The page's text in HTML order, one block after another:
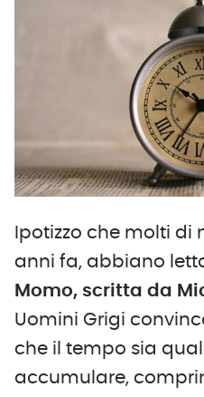
Ipotizzo che molti di
anni fa, abbiano
Momo, scritta da
Uomini Grigi
che il tempo sia
accumulare,